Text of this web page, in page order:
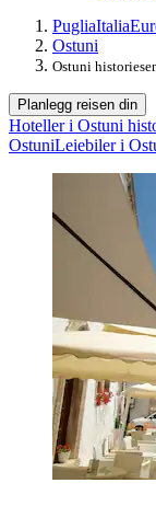
PugliaItalia
Ostuni
Ostuni
Planlegg reisen din
Hoteller i Ostuni
OstuniLeiebiler i